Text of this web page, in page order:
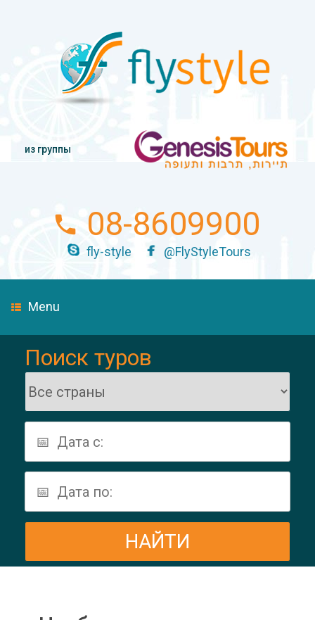
из группы
08-8609900
fly-style @FlyStyleTours
Menu
Поиск туров